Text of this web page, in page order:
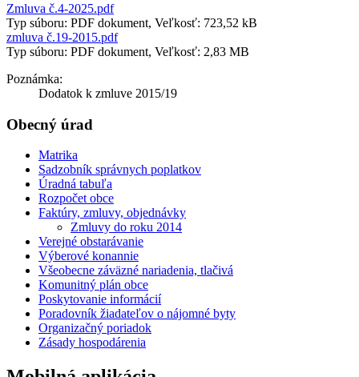
Zmluva č.4-2025.pdf
Typ súboru: PDF dokument, Veľkosť: 723,52 kB
zmluva č.19-2015.pdf
Typ súboru: PDF dokument, Veľkosť: 2,83 MB
Poznámka:
Dodatok k zmluve 2015/19
Obecný úrad
Matrika
Sadzobník správnych poplatkov
Úradná tabuľa
Rozpočet obce
Faktúry, zmluvy, objednávky
Zmluvy do roku 2014
Verejné obstarávanie
Výberové konannie
Všeobecne záväzné nariadenia, tlačivá
Komunitný plán obce
Poskytovanie informácií
Poradovník žiadateľov o nájomné byty
Organizačný poriadok
Zásady hospodárenia